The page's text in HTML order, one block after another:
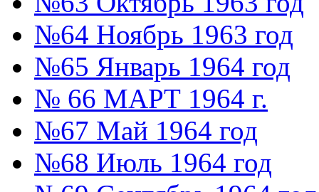
№64 Ноябрь 1963 год
№65 Январь 1964 год
№ 66 МАРТ 1964 г.
№67 Май 1964 год
№68 Июль 1964 год